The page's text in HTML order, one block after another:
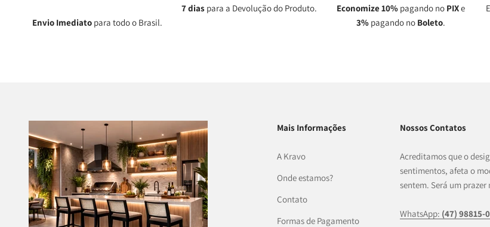
Envio Imediato para todo o Brasil.
7 dias para a Devolução do Produto. Economize 10% pagando no PIXe
3% pagando no Boleto.
Mais Informações
A Kravo
Onde estamos?
Contato
Formas de Pagamento
Nossos Contatos
Acreditamos que o
sentimentos, afeta o
sentem. Será um
WhatsApp: (47) 98815-